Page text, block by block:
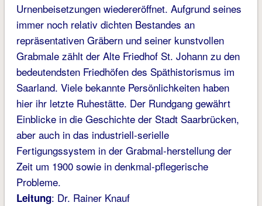
Urnenbeisetzungen wiedereröffnet. Aufgrund seines
immer noch relativ dichten Bestandes an
repräsentativen Gräbern und seiner kunstvollen
Grabmale zählt der Alte Friedhof St. Johann zu den
bedeutendsten Friedhöfen des Späthistorismus im
Saarland. Viele bekannte Persönlichkeiten haben
hier ihr letzte Ruhestätte. Der Rundgang gewährt
Einblicke in die Geschichte der Stadt Saarbrücken,
aber auch in das industriell-serielle
Fertigungssystem in der Grabmal-herstellung der
Zeit um 1900 sowie in denkmal-pflegerische
Probleme.
Leitung: Dr. Rainer Knauf